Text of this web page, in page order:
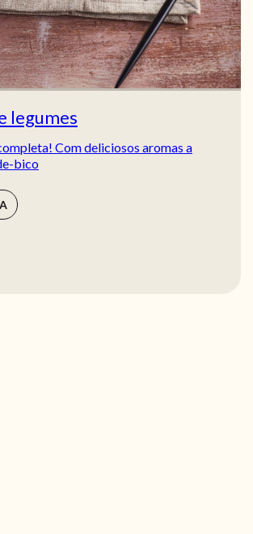
legumes
Com deliciosos aromas a
bico